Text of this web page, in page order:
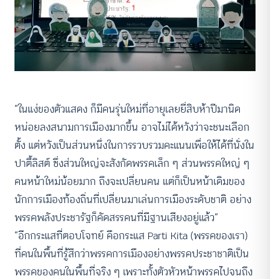
“ในแง่ของตัวแสดง ก็มีคนรุ่นใหม่ที่อายุเลยยี่สิบห้าปีมานิด
หน่อยลงสนามการเมืองมากขึ้น อาจไม่ได้หวังว่าจะชนะเลือก
ตั้ง แต่หวังเป็นส่วนหนึ่งในการรวบรวมคะแนนเพื่อให้ได้ที่นั่งใน
ปาตี้ลิสต์ ซึ่งส่วนใหญ่จะสังกัดพรรคเล็ก ๆ ส่วนพรรคใหญ่ ๆ
คนหน้าใหม่น้อยมาก ถึงจะเปลี่ยนคน แต่ก็เป็นหน้าเดิมของ
นักการเมืองท้องถิ่นที่เปลี่ยนมาเล่นการเมืองระดับชาติ อย่าง
พรรคพลังประชารัฐก็คัดสรรคนที่มีฐานเสียงอยู่แล้ว”
“อีกกระแสที่ตอบโจทย์ คือกระแส Parti Kita (พรรคของเรา)
ที่คนในพื้นที่รู้สึกว่าพรรคการเมืองอย่างพรรคประชาชาติเป็น
พรรคของคนในพื้นที่จริง ๆ เพราะทั้งตัวหัวหน้าพรรคไปจนถึง